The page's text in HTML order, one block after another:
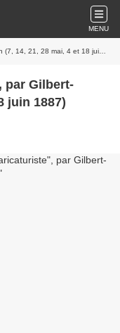
MENU
21, 28 mai, 4 et 18 juin 1887)
par Gilbert-
juin 1887)